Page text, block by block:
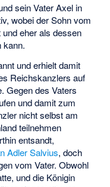
sein Vater Axel in
wobei der Sohn vom
und eher als dessen
kann.
und erhielt damit
Reichskanzlers auf
Gegen des Vaters
und damit zum
nicht selbst am
teilnehmen
entsandt,
Adler Salvius, doch
vom Vater. Obwohl
und die Königin